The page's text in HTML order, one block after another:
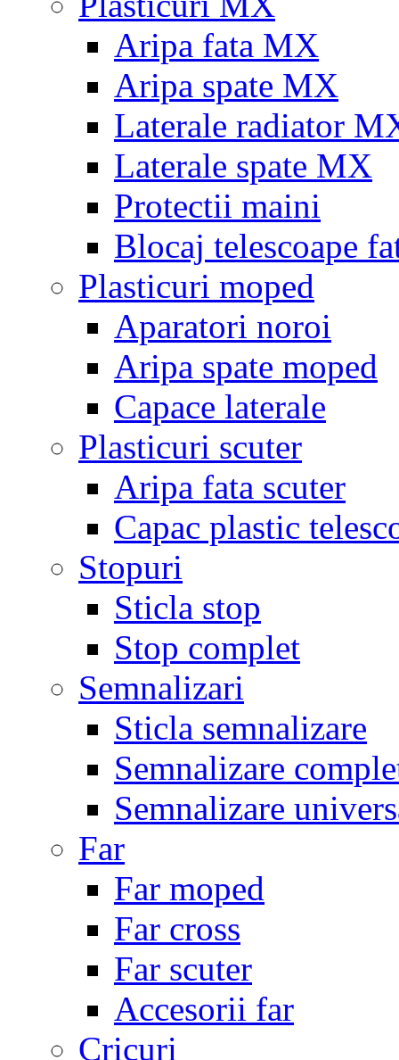
Aripa fata MX
Aripa spate MX
Laterale radiator
Laterale spate MX
Protectii maini
Blocaj telescoape
Plasticuri moped
Aparatori noroi
Aripa spate moped
Capace laterale
Plasticuri scuter
Aripa fata scuter
Capac plastic
Stopuri
Sticla stop
Stop complet
Semnalizari
Sticla semnalizare
Semnalizare
Semnalizare
Far
Far moped
Far cross
Far scuter
Accesorii far
Cricuri